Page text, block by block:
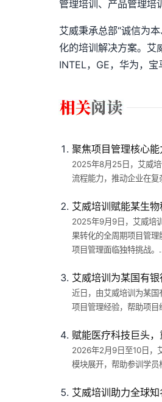
管理培训、产品管理培
艾威秉承总部“诚信为
化的培训解决方案。艾
INTEL，GE，华为，
聚焦项目管理核心
2025年8月25日，艾威
流程能力，推动企业在
艾威培训赋能某生
2025年9月9日，艾威培
果转化的全周期项目管
项目管理面临独特挑战。
艾威培训为某国有
近日，由艾威培训为某
项目管理经验，帮助项
赋能医疗科技巨头
2026年2月9日至10日，
模块展开，帮助参训学
艾威培训助力全球